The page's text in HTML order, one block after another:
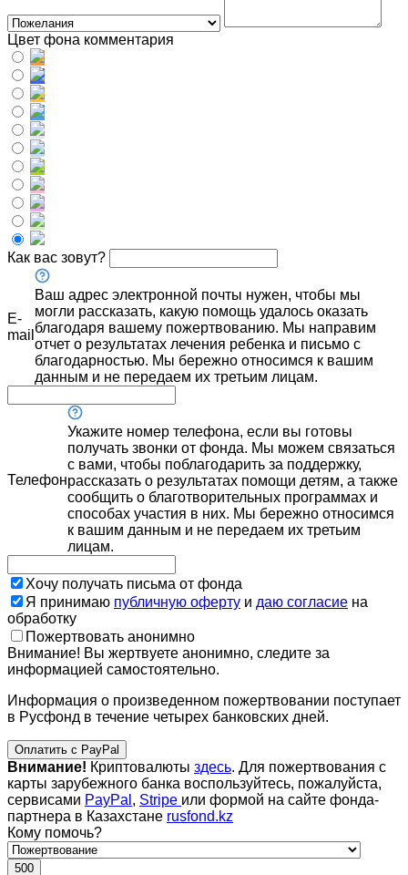
Цвет фона комментария
Как вас зовут?
E-
mail
Ваш адрес электронной почты нужен, чтобы мы
могли рассказать, какую помощь удалось оказать
благодаря вашему пожертвованию. Мы направим
отчет о результатах лечения ребенка и письмо с
благодарностью. Мы бережно относимся к вашим
данным и не передаем их третьим лицам.
Телефон
Укажите номер телефона, если вы готовы
получать звонки от фонда. Мы можем связаться
с вами, чтобы поблагодарить за поддержку,
рассказать о результатах помощи детям, а также
сообщить о благотворительных программах и
способах участия в них. Мы бережно относимся
к вашим данным и не передаем их третьим
лицам.
Хочу получать письма от фонда
Я принимаю публичную оферту и даю согласие на
обработку
Пожертвовать анонимно
Внимание! Вы жертвуете анонимно, следите за
информацией самостоятельно.
Информация о произведенном пожертвовании поступает
в Русфонд в течение четырех банковских дней.
Оплатить с PayPal
Внимание! Криптовалюты здесь. Для пожертвования с
карты зарубежного банка воспользуйтесь, пожалуйста,
сервисами PayPal , Stripe или формой на сайте фонда-
партнера в Казахстане rusfond.kz
Кому помочь?
500